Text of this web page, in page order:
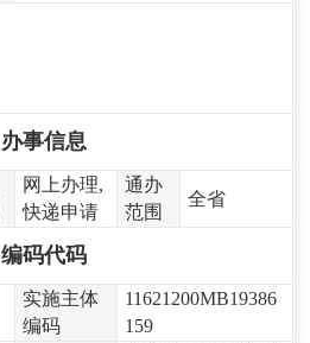
办事信息
网上办理,
快递申请
通办
范围
全省
编码代码
实施主体
编码
11621200MB19386
159